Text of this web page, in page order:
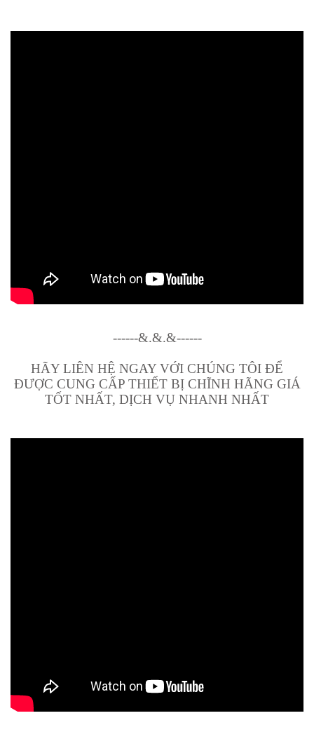
------&.&.&------
HÃY LIÊN HỆ NGAY VỚI CHÚNG TÔI ĐỂ
ĐƯỢC CUNG CẤP THIẾT BỊ CHĨNH HÃNG GIÁ
TỐT NHẤT, DỊCH VỤ NHANH NHẤT